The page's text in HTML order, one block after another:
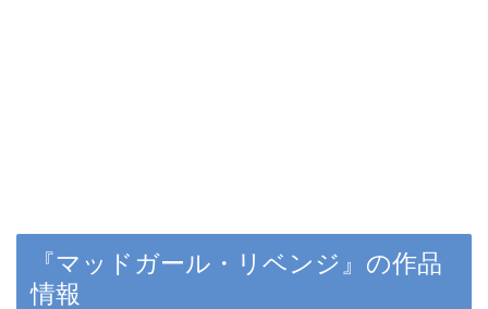
『マッドガール・リベンジ』の作品
情報